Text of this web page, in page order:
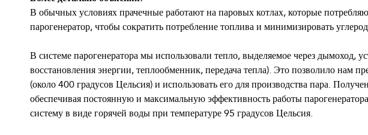
В обычных условиях прачечные работают на паровых котлах, которые
парогенератор, чтобы сократить потребление топлива и минимизировать
В системе парогенератора мы использовали тепло, выделяемое через дымоход,
восстановления энергии, теплообменник, передача тепла). Это позволило нам
(около 400 градусов Цельсия) и использовать его для производства пара.
обеспечивая постоянную и максимальную эффективность работы
систему в виде горячей воды при температуре 95 градусов Цельсия.